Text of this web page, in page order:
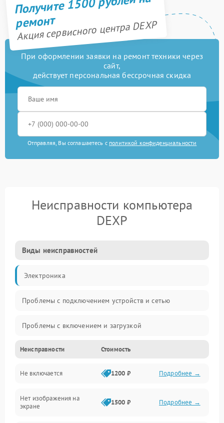
ремонт
Акция сервисного центра DEXP
При оформлении заявки на ремонт техники через
сайт,
действует персональная бессрочная скидка
Отправляя, Вы соглашаетесь с политикой конфиденциальности
Неисправности компьютера
DEXP
Виды неисправностей
Электроника
Проблемы с подключением устройств и сетью
Проблемы с включением и загрузкой
Проблемы с изображением и монитором
Проблемы с производительностью и стабильностью
Прочие специфичные проблемы
Неисправности Стоимость
Не включается 1200 ₽ Подробнее →
Нет изображения на
экране
1500 ₽ Подробнее →